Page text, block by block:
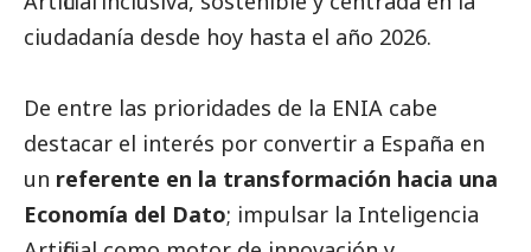
ciudadanía desde hoy hasta el año 2026.
De entre las prioridades de la ENIA cabe
destacar el interés por convertir a España en
un referente en la transformación hacia una
Economía del Dato; impulsar la Inteligencia